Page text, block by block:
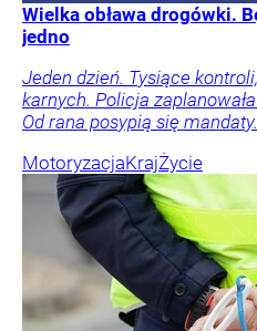
Wielka obława drogówki.
jedno
Jeden dzień. Tysiące
karnych. Policja
Od rana posypią się mandaty.
MotoryzacjaKrajŻycie